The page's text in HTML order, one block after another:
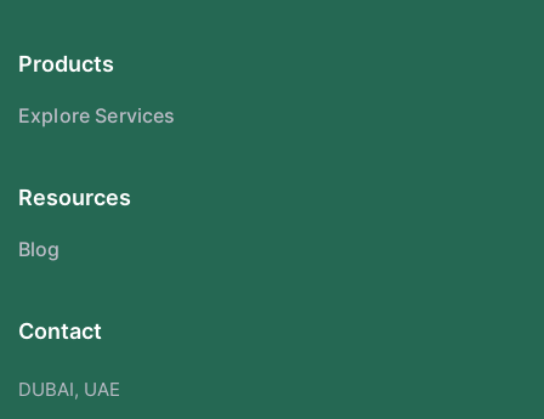
Products
Explore Services
Resources
Blog
Contact
DUBAI, UAE